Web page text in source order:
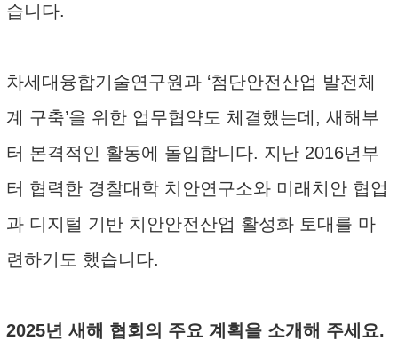
습니다.
차세대융합기술연구원과 ‘첨단안전산업 발전체
계 구축’을 위한 업무협약도 체결했는데, 새해부
터 본격적인 활동에 돌입합니다. 지난 2016년부
터 협력한 경찰대학 치안연구소와 미래치안 협업
과 디지털 기반 치안안전산업 활성화 토대를 마
련하기도 했습니다.
2025년 새해 협회의 주요 계획을 소개해 주세요.